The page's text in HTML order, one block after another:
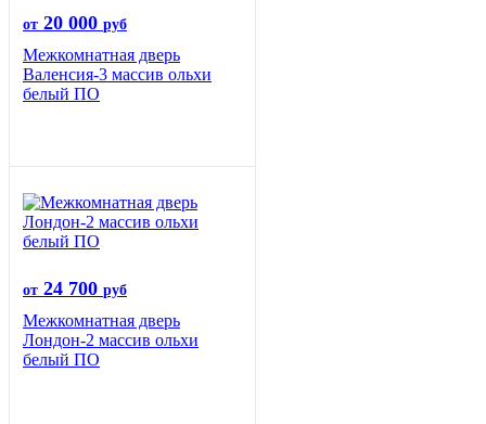
от 20 000 руб
Межкомнатная дверь
Валенсия-3 массив ольхи
белый ПО
от 24 700 руб
Межкомнатная дверь
Лондон-2 массив ольхи
белый ПО